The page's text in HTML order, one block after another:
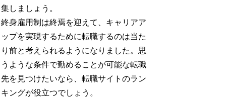
集しましょう。
終身雇用制は終焉を迎えて、キャリアア
ップを実現するために転職するのは当た
り前と考えられるようになりました。思
うような条件で勤めることが可能な転職
先を見つけたいなら、転職サイトのラン
キングが役立つでしょう。